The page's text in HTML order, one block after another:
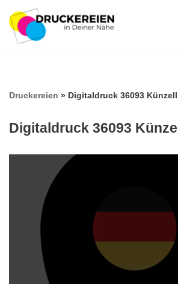
Zum
Inhalt
Druckereien » Digitaldruck 36093 Künzell
Digitaldruck 36093 Künzell